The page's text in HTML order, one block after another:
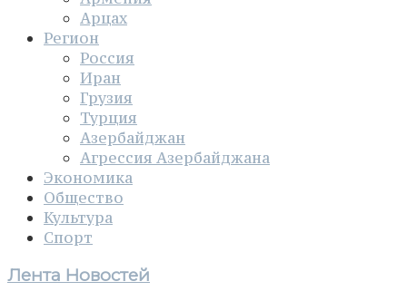
Арцах
Регион
Россия
Иран
Грузия
Турция
Азербайджан
Агрессия Азербайджана
Экономика
Общество
Культура
Спорт
Лента Новостей